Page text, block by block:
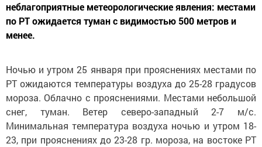
неблагоприятные метеорологические явления: местами
по РТ ожидается туман с видимостью 500 метров и
менее.
Ночью и утром 25 января при прояснениях местами по
РТ ожидаются температуры воздуха до 25-28 градусов
мороза. Облачно с прояснениями. Местами небольшой
снег, туман. Ветер северо-западный 2-7 м/с.
Минимальная температура воздуха ночью и утром 18-
23, при прояснениях до 23-28 гр. мороза, на востоке РТ